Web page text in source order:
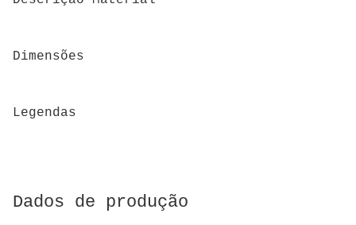
Dimensões
Legendas
Dados de produção